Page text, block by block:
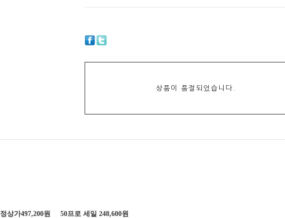
상품이 품절되었습니다.
정상가497,200원 50프로 세일 248,600원